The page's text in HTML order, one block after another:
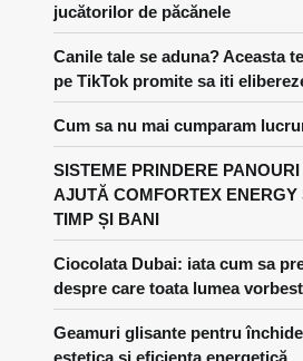
jucătorilor de păcănele
Canile tale se aduna? Aceasta
pe TikTok promite sa iti
Cum sa nu mai cumparam
SISTEME PRINDERE
AJUTĂ COMFORTEX
TIMP ȘI BANI
Ciocolata Dubai: iata cum sa
despre care toata lumea
Geamuri glisante pentru
estetica și eficiența energetică